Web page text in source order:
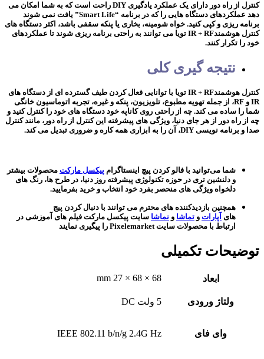
کنترل از راه دور دارای یک عملکرد یادگیری DIY راحت است که به شما امکان می
دهد عملکردهای دستگاه هایی را که در برنامه “Smart Life” یافت نمی شوند
برنامه ریزی و کپی کنید. خواه شومینه، بخاری یا پنکه سقفی باشد، اکثر دستگاه های
کنترل هوشمندIR + RF تویا می توانند به راحتی برنامه ریزی شوند تا عملکردهای
خود را تکرار کنند.
نتیجه گیری کلی
کنترل هوشمندIR + RF تویا با توانایی فعال کردن طیف گسترده ای از دستگاه های
IR و RF، از جمله تهویه مطبوع، تلویزیون، پنکه و غیره، تجربه اتوماسیون خانگی
شما را ساده می کند. چه از راحتی روی کاناپه خود دستگاه های خود را کنترل کنید و
چه از راه دور از هر جای دنیا، ویژگی های پیشرفته این کنترل از راه دور، مانند کنترل
صدا و برنامه نویسی DIY، آن را به ابزاری همه کاره و ضروری تبدیل می کند.
شما می‌توانید با فالو کردن پیچ اینستاگرام پیکسل مارکت محصولات بیشتر
و دلنشین تری در حوزه تکنولوژی پیشرفته روز دنیا، در طرح ها، رنگ های
دلخواه ویژگی های منحصر بفرد خود انتخاب و خرید بفرمایید.
همچنین بازدیدکننده های محترم می توانند با دنبال کردن پیج
های آپارات و تماشا و نماشا سایت پیکسل مارکت فیلم های آموزشی در
ارتباط با محصولات سایت Pixelemarket را پیگیری نمایند
توضیحات تکمیلی
ابعاد 68 × 68 × 27 mm
ولتاژ ورودی 5 ولت DC
وای فای IEEE 802.11 b/n/g 2.4G Hz